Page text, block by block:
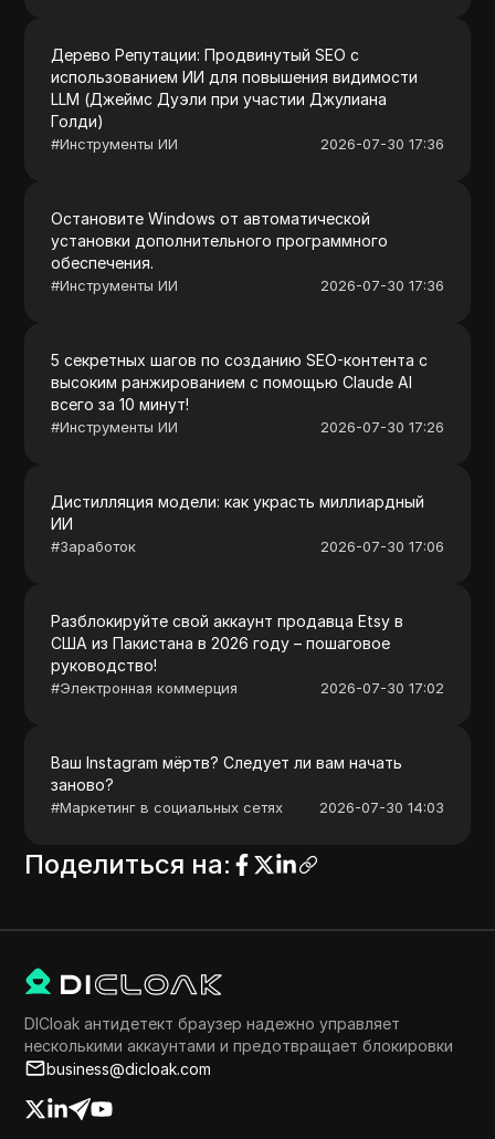
Дерево Репутации: Продвинутый SEO с
использованием ИИ для повышения видимости
LLM (Джеймс Дуэли при участии Джулиана
Голди)
#Инструменты ИИ 2026-07-30 17:36
Остановите Windows от автоматической
установки дополнительного программного
обеспечения.
#Инструменты ИИ 2026-07-30 17:36
5 секретных шагов по созданию SEO-контента с
высоким ранжированием с помощью Claude AI
всего за 10 минут!
#Инструменты ИИ 2026-07-30 17:26
Дистилляция модели: как украсть миллиардный
ИИ
#Заработок 2026-07-30 17:06
Разблокируйте свой аккаунт продавца Etsy в
США из Пакистана в 2026 году – пошаговое
руководство!
#Электронная коммерция 2026-07-30 17:02
Ваш Instagram мёртв? Следует ли вам начать
заново?
#Маркетинг в социальных сетях 2026-07-30 14:03
Поделиться на:
DICloak антидетект браузер надежно управляет
несколькими аккаунтами и предотвращает блокировки
business@dicloak.com